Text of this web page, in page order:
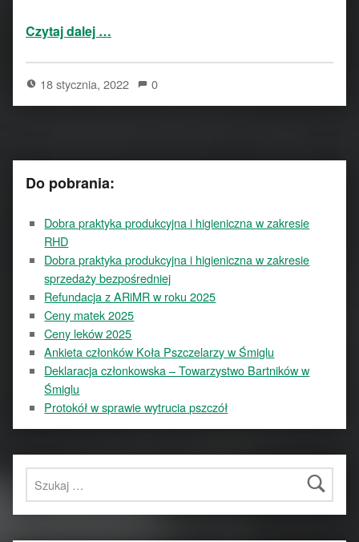
Czytaj dalej …
18 stycznia, 2022 0
Do pobrania:
Dobra praktyka produkcyjna i higieniczna w zakresie
RHD
Dobra praktyka produkcyjna i higieniczna w zakresie
sprzedaży bezpośredniej
Refundacja z ARiMR w roku 2025
Ceny matek 2025
Ceny leków 2025
Ankieta członków Koła Pszczelarzy w Śmiglu
Deklaracja członkowska – Towarzystwo Bartników w
Śmiglu
Protokół w sprawie wytrucia pszczół
Szukaj: